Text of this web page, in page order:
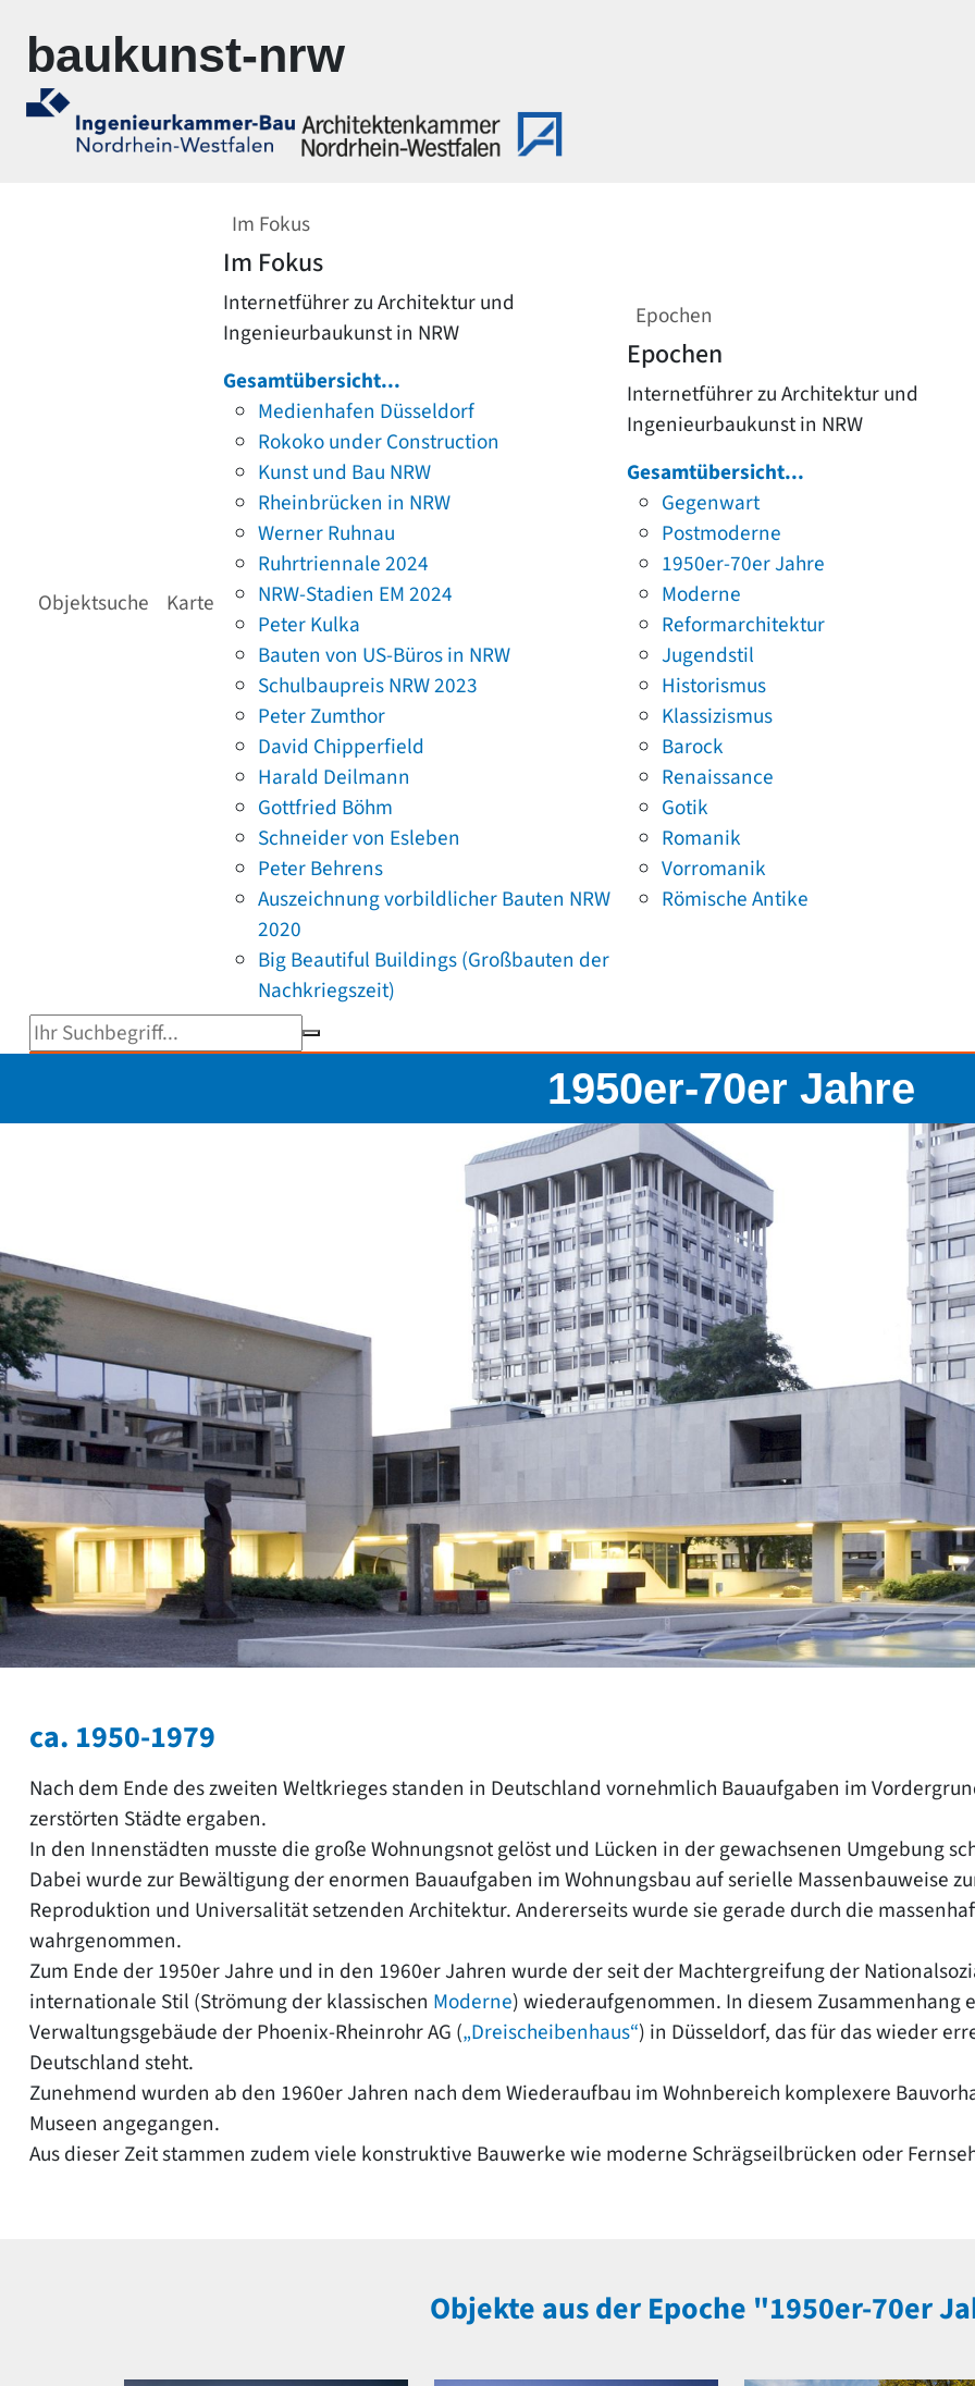
baukunst-nrw
Objektsuche Karte
Im Fokus
Im Fokus
Internetführer zu Architektur und
Ingenieurbaukunst in NRW
Gesamtübersicht...
Medienhafen Düsseldorf
Rokoko under Construction
Kunst und Bau NRW
Rheinbrücken in NRW
Werner Ruhnau
Ruhrtriennale 2024
NRW-Stadien EM 2024
Peter Kulka
Bauten von US-Büros in NRW
Schulbaupreis NRW 2023
Peter Zumthor
David Chipperfield
Harald Deilmann
Gottfried Böhm
Schneider von Esleben
Peter Behrens
Auszeichnung vorbildlicher Bauten NRW
2020
Big Beautiful Buildings (Großbauten der
Nachkriegszeit)
Epochen
Epochen
Internetführer zu Architektur und
Ingenieurbaukunst in NRW
Gesamtübersicht...
Gegenwart
Postmoderne
1950er-70er Jahre
Moderne
Reformarchitektur
Jugendstil
Historismus
Klassizismus
Barock
Renaissance
Gotik
Romanik
Vorromanik
Römische Antike
Suchbegriff eingeben
1950er-70er Jahre
ca. 1950-1979
Nach dem Ende des zweiten Weltkrieges standen in Deutschland vornehmlich Bauaufgaben im
zerstörten Städte ergaben.
In den Innenstädten musste die große Wohnungsnot gelöst und Lücken in der gewachsenen Umgebung
Dabei wurde zur Bewältigung der enormen Bauaufgaben im Wohnungsbau auf serielle Massenbauweise
Reproduktion und Universalität setzenden Architektur. Andererseits wurde sie gerade durch die
wahrgenommen.
Zum Ende der 1950er Jahre und in den 1960er Jahren wurde der seit der Machtergreifung der
internationale Stil (Strömung der klassischen Moderne) wiederaufgenommen. In diesem Zusammenhang
Verwaltungsgebäude der Phoenix-Rheinrohr AG („Dreischeibenhaus“) in Düsseldorf, das für das wieder
Deutschland steht.
Zunehmend wurden ab den 1960er Jahren nach dem Wiederaufbau im Wohnbereich komplexere
Museen angegangen.
Aus dieser Zeit stammen zudem viele konstruktive Bauwerke wie moderne Schrägseilbrücken oder
Objekte aus der Epoche "1950er-70er